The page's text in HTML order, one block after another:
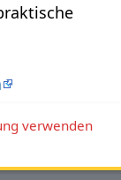
verwenden